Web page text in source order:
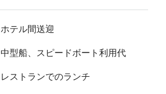
ホテル間送迎
中型船、スピードボート利用代
レストランでのランチ